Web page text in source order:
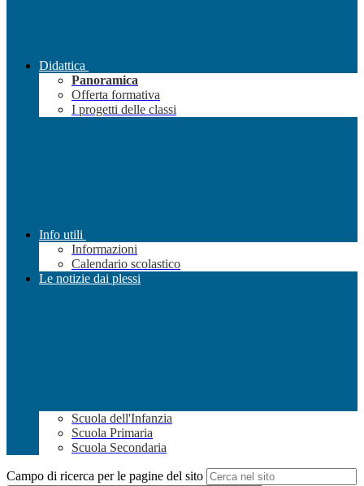
Didattica
Panoramica
Offerta formativa
I progetti delle classi
Info utili
Informazioni
Calendario scolastico
Le notizie dai plessi
Scuola dell'Infanzia
Scuola Primaria
Scuola Secondaria
Campo di ricerca per le pagine del sito